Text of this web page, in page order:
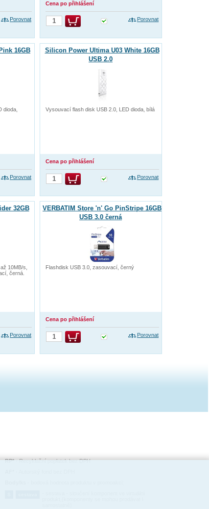
Porovnat
Cena po přihlášení
Porovnat
16GB
dioda,
Porovnat
Silicon Power Ultima U03 White 16GB
USB 2.0
Vysouvací flash disk USB 2.0, LED dioda, bílá
Cena po přihlášení
Porovnat
32GB
10MB/s,
černá.
Porovnat
VERBATIM Store 'n' Go PinStripe 16GB
USB 3.0 černá
Flashdisk USB 3.0, zasouvací, černý
Cena po přihlášení
Porovnat
RP*-Recyklační poplatek bez DPH